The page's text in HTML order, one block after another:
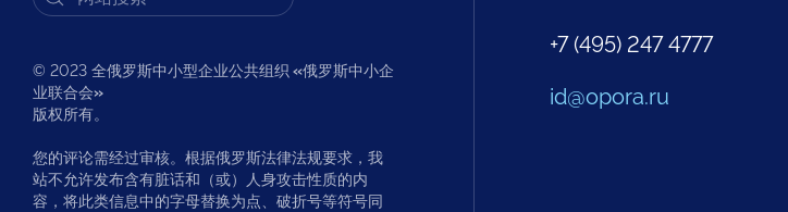
© 2023 全俄罗斯中小型企业公共组织 «俄罗斯中小企
业联合会»
版权所有。
您的评论需经过审核。根据俄罗斯法律法规要求，我
站不允许发布含有脏话和（或）人身攻击性质的内
容，将此类信息中的字母替换为点、破折号等符号同
+7 (495) 247 4777
id@opora.ru